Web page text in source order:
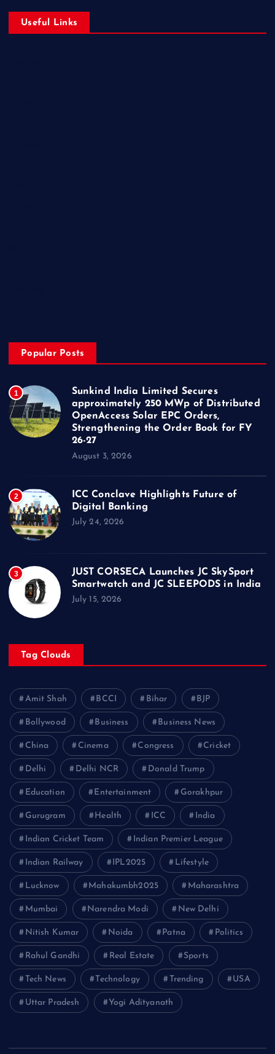
Useful Links
Popular Posts
1
Sunkind India Limited Secures
approximately 250 MWp of Distributed
OpenAccess Solar EPC Orders,
Strengthening the Order Book for FY
26-27
August 3, 2026
2
ICC Conclave Highlights Future of
Digital Banking
July 24, 2026
3
JUST CORSECA Launches JC SkySport
Smartwatch and JC SLEEPODS in India
July 15, 2026
Tag Clouds
Amit Shah BCCI Bihar BJP
Bollywood Business Business News
China Cinema Congress Cricket
Delhi Delhi NCR Donald Trump
Education Entertainment Gorakhpur
Gurugram Health ICC India
Indian Cricket Team Indian Premier League
Indian Railway IPL2025 Lifestyle
Lucknow Mahakumbh2025 Maharashtra
Mumbai Narendra Modi New Delhi
Nitish Kumar Noida Patna Politics
Rahul Gandhi Real Estate Sports
Tech News Technology Trending USA
Uttar Pradesh Yogi Adityanath